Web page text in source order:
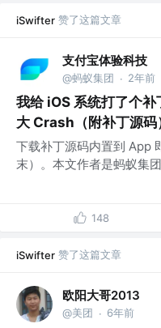
iSwifter 赞了这篇文章
支付宝体验科技
@蚂蚁集团 · 2年前
我给 iOS 系统打了个
大 Crash（附补丁源码
下载补丁源码内置到 App
末）。本文作者是蚂蚁集
148
iSwifter 赞了这篇文章
欧阳大哥2013
@美团 · 6年前